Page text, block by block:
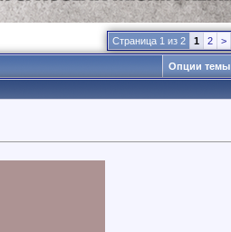
Страница 1 из 2 1 2 >
Опции темы